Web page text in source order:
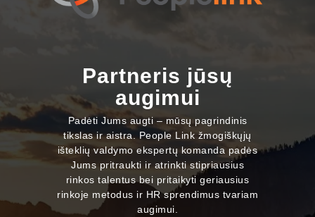
Partneris jūsų
augimui
Padėti Jums augti – mūsų pagrindinis
tikslas ir aistra. People Link žmogiškųjų
išteklių valdymo ekspertų komanda padės
Jums pritraukti ir atrinkti stipriausius
rinkos talentus bei pritaikyti geriausius
rinkoje metodus ir HR sprendimus tvariam
augimui.